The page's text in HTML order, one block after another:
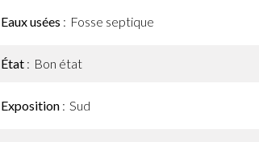
Eaux usées Fosse septique
État Bon état
Exposition Sud